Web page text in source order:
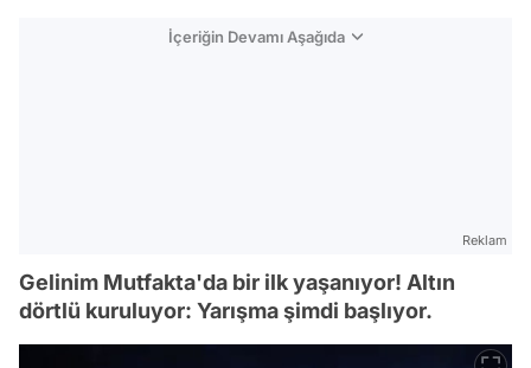
İçeriğin Devamı Aşağıda
Reklam
Gelinim Mutfakta'da bir ilk yaşanıyor! Altın
dörtlü kuruluyor: Yarışma şimdi başlıyor.